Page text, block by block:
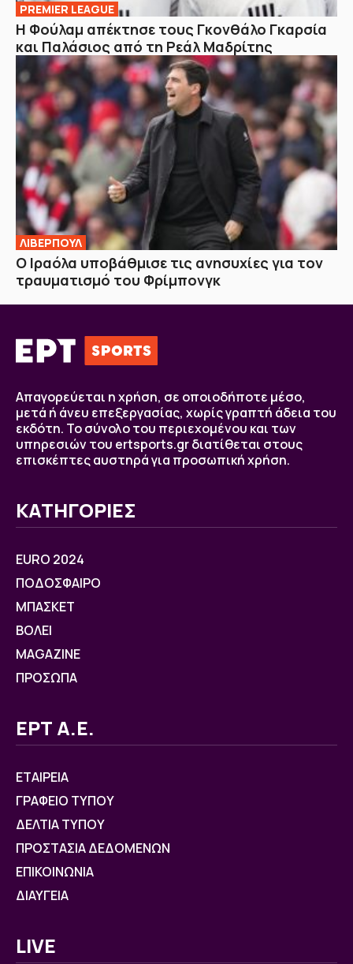
PREMIER LEAGUE
Η Φούλαμ απέκτησε τους Γκονθάλο Γκαρσία
και Παλάσιος από τη Ρεάλ Μαδρίτης
ΛΙΒΕΡΠΟΥΛ
Ο Ιραόλα υποβάθμισε τις ανησυχίες για τον
τραυματισμό του Φρίμπονγκ
Απαγορεύεται η χρήση, σε οποιοδήποτε μέσο,
μετά ή άνευ επεξεργασίας, χωρίς γραπτή άδεια του
εκδότη. Το σύνολο του περιεχομένου και των
υπηρεσιών του ertsports.gr διατίθεται στους
επισκέπτες αυστηρά για προσωπική χρήση.
ΚΑΤΗΓΟΡΙΕΣ
EURO 2024
ΠΟΔΟΣΦΑΙΡΟ
ΜΠΑΣΚΕΤ
ΒOΛΕΙ
MAGAZINE
ΠΡΟΣΩΠΑ
ΕΡΤ Α.Ε.
ΕΤΑΙΡΕΙΑ
ΓΡΑΦΕΙΟ ΤΥΠΟΥ
ΔΕΛΤΙΑ ΤΥΠΟΥ
ΠΡΟΣΤΑΣΙΑ ΔΕΔΟΜΕΝΩΝ
ΕΠΙΚΟΙΝΩΝΙΑ
ΔΙΑΥΓΕΙΑ
LIVE